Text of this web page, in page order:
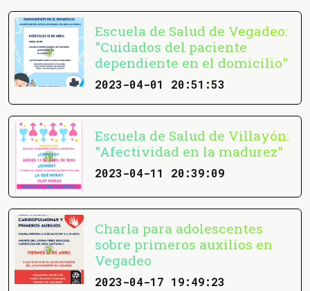
Escuela de Salud de Vegadeo:
"Cuidados del paciente
dependiente en el domicilio"
2023-04-01 20:51:53
Escuela de Salud de Villayón:
"Afectividad en la madurez"
2023-04-11 20:39:09
Charla para adolescentes
sobre primeros auxilios en
Vegadeo
2023-04-17 19:49:23